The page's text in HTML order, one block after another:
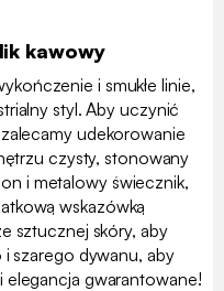
kawowy
i smukłe linie,
styl. Aby uczynić
udekorowanie
czysty, stonowany
i metalowy świecznik,
wskazówką
sztucznej skóry, aby
szarego dywanu, aby
elegancja gwarantowane!